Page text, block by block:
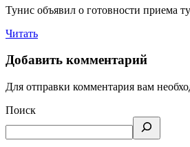
Тунис объявил о готовности приема
Читать
Добавить комментарий
Для отправки комментария вам
Поиск